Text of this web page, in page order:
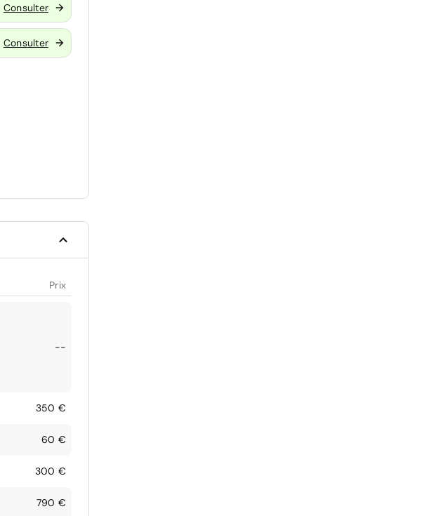
Consulter
Consulter
Prix
--
350 €
60 €
300 €
790 €